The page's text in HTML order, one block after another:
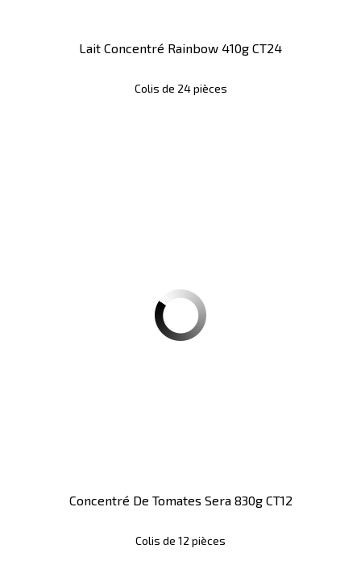
Lait Concentré Rainbow 410g CT24
Colis de 24 pièces
Concentré De Tomates Sera 830g CT12
Colis de 12 pièces